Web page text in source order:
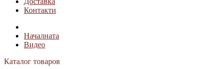
Контакти
Началната
Видео
Каталог товаров